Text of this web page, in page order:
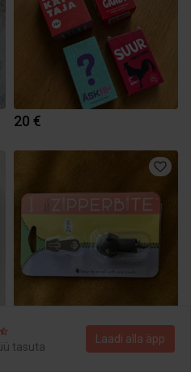
20 €
tasuta
Laadi alla äpp